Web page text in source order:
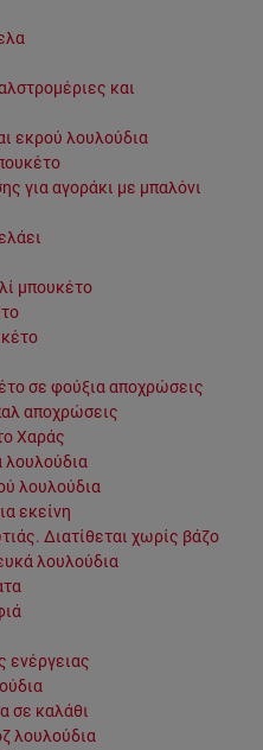
και
εκρού λουλούδια
για αγοράκι με μπαλόνι
μπουκέτο
σε φούξια αποχρώσεις
αποχρώσεις
Χαράς
λουλούδια
λουλούδια
εκείνη
Διατίθεται χωρίς βάζο
λουλούδια
ενέργειας
σε καλάθι
λουλούδια